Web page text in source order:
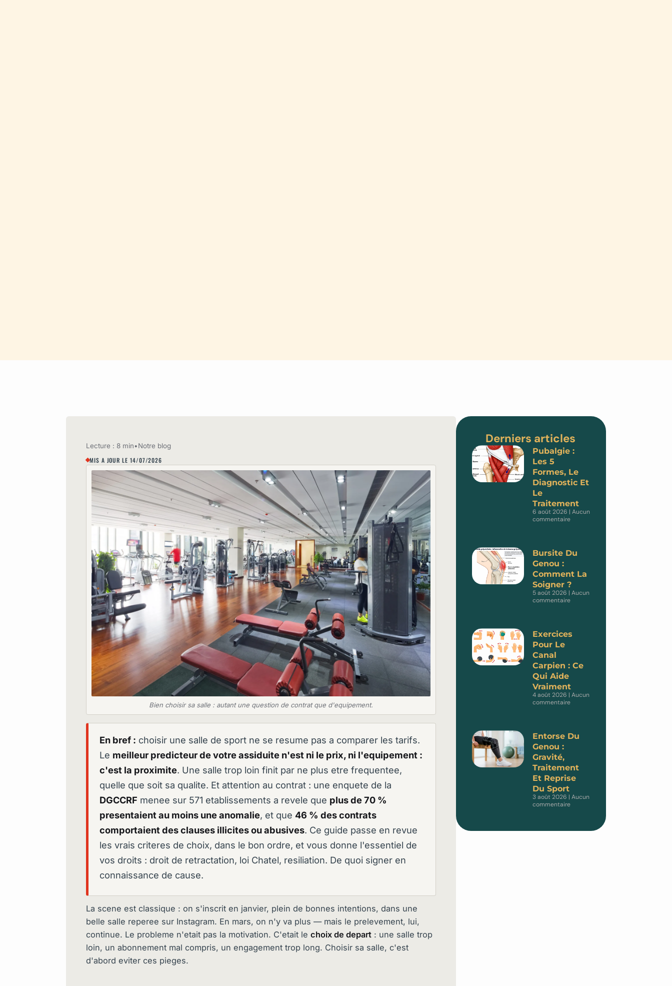
Lecture : 8 min•Notre blog
MIS A JOUR LE 14/07/2026
Bien choisir sa salle : autant une question de contrat que d'equipement.
En bref : choisir une salle de sport ne se resume pas a comparer les tarifs.
Le meilleur predicteur de votre assiduite n'est ni le prix, ni l'equipement :
c'est la proximite. Une salle trop loin finit par ne plus etre frequentee,
quelle que soit sa qualite. Et attention au contrat : une enquete de la
DGCCRF menee sur 571 etablissements a revele que plus de 70 %
presentaient au moins une anomalie, et que 46 % des contrats
comportaient des clauses illicites ou abusives. Ce guide passe en revue
les vrais criteres de choix, dans le bon ordre, et vous donne l'essentiel de
vos droits : droit de retractation, loi Chatel, resiliation. De quoi signer en
connaissance de cause.
La scene est classique : on s'inscrit en janvier, plein de bonnes intentions, dans une
belle salle reperee sur Instagram. En mars, on n'y va plus — mais le prelevement, lui,
continue. Le probleme n'etait pas la motivation. C'etait le choix de depart : une salle trop
loin, un abonnement mal compris, un engagement trop long. Choisir sa salle, c'est
d'abord eviter ces pieges.
Derniers articles
Pubalgie :
Les 5
Formes, Le
Diagnostic Et
Le
Traitement
6 août 2026
Aucun
commentaire
Bursite Du
Genou :
Comment La
Soigner ?
5 août 2026
Aucun
commentaire
Exercices
Pour Le
Canal
Carpien : Ce
Qui Aide
Vraiment
4 août 2026
Aucun
commentaire
Entorse Du
Genou :
Gravité,
Traitement
Et Reprise
Du Sport
3 août 2026
Aucun
commentaire